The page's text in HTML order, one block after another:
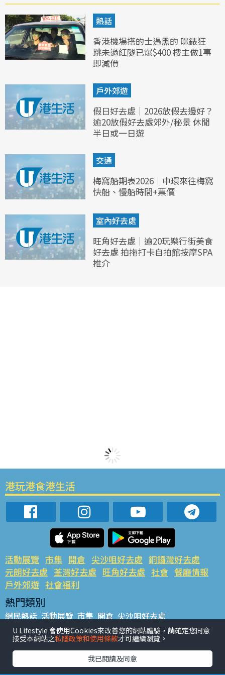
熱話
香港機場搭的士遇黑的 咪錶狂
跳未過紅隧已爆$400 樓主做1事
即減價
戶外郊遊
假日好去處｜2026放假去邊好？
逾20放假好去處郊外/秘景 休閒
半日或一日遊
交通
梅窩船期表2026｜中環來往梅窩
快船、慢船時間+票價
室內好去處
旺角好去處｜逾20玩樂行街美食
好去處 拍拖打卡自拍館按摩SPA
推介
港玩港食港生活
活動展覽 市集 開倉 尖沙咀好去處 銅鑼灣好去處
元朗好去處 荃灣好去處 旺角好去處 社會 餐廳情報
戶外郊遊 社會福利
熱門類別
網民熱話 活動展覽 市集 開倉 尖沙咀好去處
銅鑼灣好去處 元朗好去處 荃灣好去處 旺角好去處 社會
餐廳情報 戶外郊遊
熱門標籤
#UGO搵好去處 #人氣活動推介 #美食社群熱話
U Lifestyle 會使用Cookies來改善您的網站體驗，請確定您同意
接受本網站之私隱政策和使用條款才可繼續瀏覽。
我已閱讀及同意